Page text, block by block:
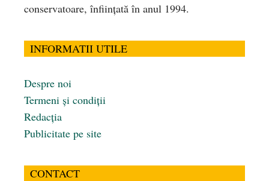
conservatoare, înfiinţată în anul 1994.
INFORMATII UTILE
Despre noi
Termeni și condiții
Redacția
Publicitate pe site
CONTACT